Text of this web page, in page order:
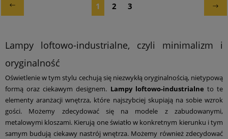
1 2 3
Lampy loftowo-industrialne, czyli minimalizm i
oryginalność
Oświetlenie w tym stylu cechują się niezwykłą oryginalnością, nietypową
formą oraz ciekawym designem. Lampy loftowo-industrialne to te
elementy aranżacji wnętrza, które najszybciej skupiają na sobie wzrok
gości. Możemy zdecydować się na modele z zabudowanymi,
metalowymi kloszami. Kierują one światło w konkretnym kierunku i tym
samym budują ciekawy nastrój wnętrza. Możemy również zdecydować